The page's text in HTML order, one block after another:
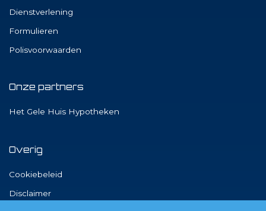
Dienstverlening
Formulieren
Polisvoorwaarden
Onze partners
Het Gele Huis Hypotheken
Overig
Cookiebeleid
Disclaimer